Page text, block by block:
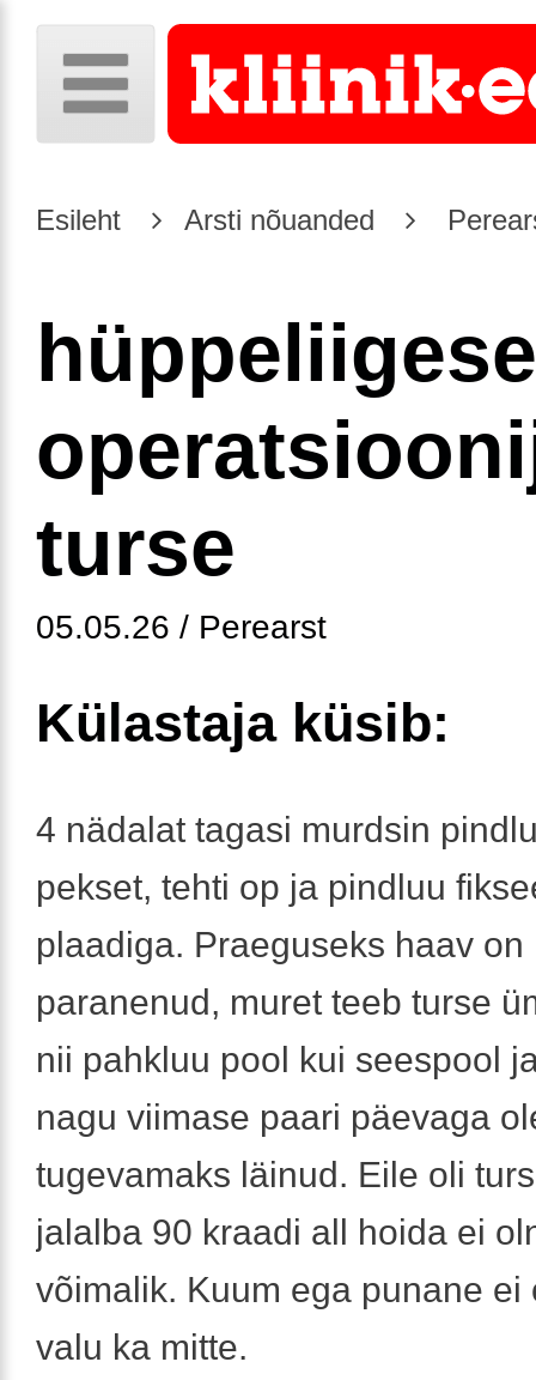
Esileht Arsti nõuanded
hüppeliigese
turse
05.05.26 / Perearst
Külastaja küsib:
4 nädalat tagasi murdsin
pekset, tehti op ja pindluu
plaadiga. Praeguseks haav on
paranenud, muret teeb turse
nii pahkluu pool kui seespool
nagu viimase paari päevaga
tugevamaks läinud. Eile oli
jalalba 90 kraadi all hoida ei
võimalik. Kuum ega punane ei
valu ka mitte.